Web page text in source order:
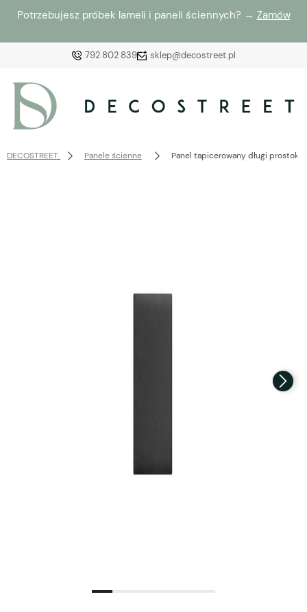
Potrzebujesz próbek lameli i paneli ściennych? → Zamów
792 802 839 sklep@decostreet.pl
Załóż konto
DECOSTREET Panele ścienne Panel tapicerowany długi